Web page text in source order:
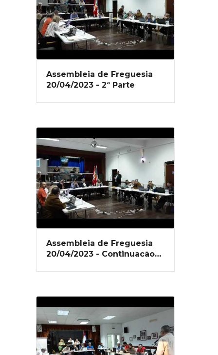
Assembleia de Freguesia
20/04/2023 - 2ª Parte
Assembleia de Freguesia
20/04/2023 - Continuação